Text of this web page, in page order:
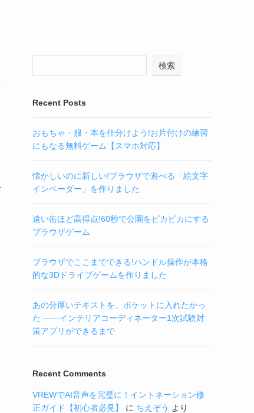
検索
Recent Posts
おもちゃ・服・本を仕分けよう!お片付けの練習
にもなる無料ゲーム【スマホ対応】
懐かしいのに新しい!ブラウザで遊べる「絵文字
インベーダー」を作りました
遠い缶ほど高得点!60秒で公園をピカピカにする
ブラウザゲーム
ブラウザでここまでできる!ハンドル操作が本格
的な3Dドライブゲームを作りました
あの分厚いテキストを、ポケットに入れたかっ
た ——インテリアコーディネーター1次試験対
策アプリができるまで
Recent Comments
VREWでAI音声を完璧に！イントネーション修
正ガイド【初心者必見】
に ちえぞう より